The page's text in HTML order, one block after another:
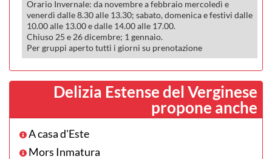
Orario Invernale: da novembre a febbraio mercoledì e
venerdì dalle 8.30 alle 13.30; sabato, domenica e festivi dalle
10.00 alle 13.00 e dalle 14.00 alle 17.00.
Chiuso 25 e 26 dicembre; 1 gennaio.
Per gruppi aperto tutti i giorni su prenotazione
Delizia Estense del Verginese
propone anche
A casa d'Este
Mors Inmatura